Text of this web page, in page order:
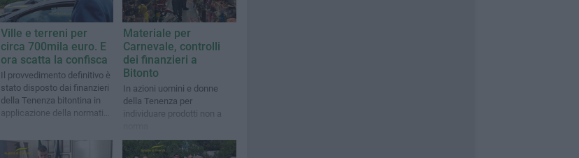
Ville e terreni per
circa 700mila euro. E
ora scatta la confisca
Il provvedimento definitivo è
stato disposto dai finanzieri
della Tenenza bitontina in
applicazione della normativa
Materiale per
Carnevale, controlli
dei finanzieri a
Bitonto
In azioni uomini e donne
della Tenenza per
individuare prodotti non a